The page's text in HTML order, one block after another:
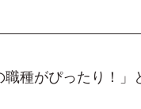
種がぴったり！」